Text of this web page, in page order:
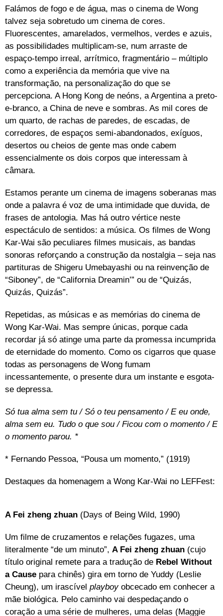
Falámos de fogo e de água, mas o cinema de Wong
talvez seja sobretudo um cinema de cores.
Fluorescentes, amarelados, vermelhos, verdes e azuis,
as possibilidades multiplicam-se, num arraste de
espaço-tempo irreal, arrítmico, fragmentário – múltiplo
como a experiência da memória que vive na
transformação, na personalização do que se
percepciona. A Hong Kong de neóns, a Argentina a preto-
e-branco, a China de neve e sombras. As mil cores de
um quarto, de rachas de paredes, de escadas, de
corredores, de espaços semi-abandonados, exíguos,
desertos ou cheios de gente mas onde cabem
essencialmente os dois corpos que interessam à
câmara.
Estamos perante um cinema de imagens soberanas mas
onde a palavra é voz de uma intimidade que duvida, de
frases de antologia. Mas há outro vértice neste
espectáculo de sentidos: a música. Os filmes de Wong
Kar-Wai são peculiares filmes musicais, as bandas
sonoras reforçando a construção da nostalgia – seja nas
partituras de Shigeru Umebayashi ou na reinvenção de
“Siboney”, de “California Dreamin’” ou de “Quizás,
Quizás, Quizás”.
Repetidas, as músicas e as memórias do cinema de
Wong Kar-Wai. Mas sempre únicas, porque cada
recordar já só atinge uma parte da promessa incumprida
de eternidade do momento. Como os cigarros que quase
todas as personagens de Wong fumam
incessantemente, o presente dura um instante e esgota-
se depressa.
Só tua alma sem tu / Só o teu pensamento / E eu onde,
alma sem eu. Tudo o que sou / Ficou com o momento / E
o momento parou. *
* Fernando Pessoa, “Pousa um momento,” (1919)
Destaques da homenagem a Wong Kar-Wai no LEFFest:
A Fei zheng zhuan (Days of Being Wild, 1990)
Um filme de cruzamentos e relações fugazes, uma
literalmente “de um minuto”, A Fei zheng zhuan (cujo
título original remete para a tradução de Rebel Without
a Cause para chinês) gira em torno de Yuddy (Leslie
Cheung), um irascível playboyobcecado em conhecer a
mãe biológica. Pelo caminho vai despedaçando o
coração a uma série de mulheres, uma delas (Maggie